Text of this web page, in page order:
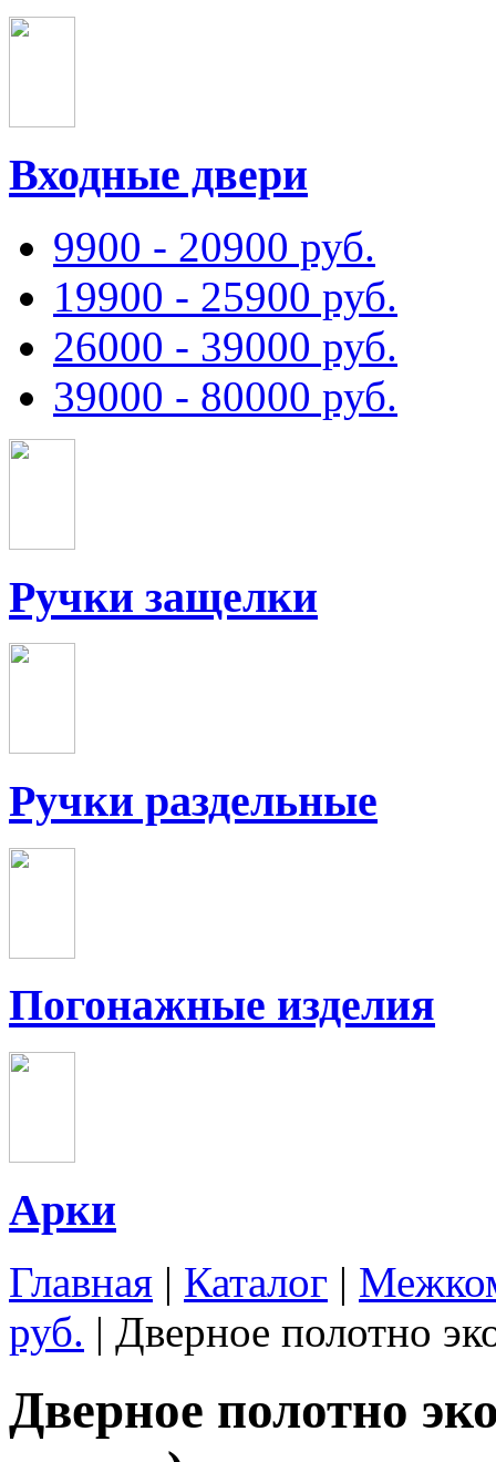
Входные двери
9900 - 20900 руб.
19900 - 25900 руб.
26000 - 39000 руб.
39000 - 80000 руб.
Ручки защелки
Ручки раздельные
Погонажные изделия
Арки
Главная | Каталог |
руб. | Дверное полотно
Дверное полотно